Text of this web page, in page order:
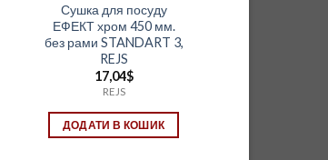
Сушка для посуду
ЕФЕКТ хром 450 мм.
без рами STANDART 3,
REJS
17,04$
REJS
ДОДАТИ В КОШИК